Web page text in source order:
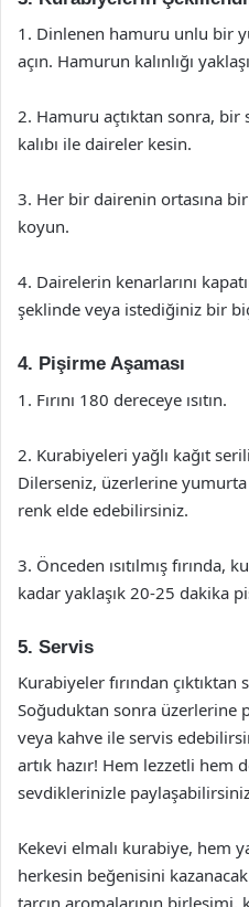
1. Dinlenen hamuru unlu bir
açın. Hamurun kalınlığı
2. Hamuru açtıktan sonra, bir
kalıbı ile daireler kesin.
3. Her bir dairenin ortasına bir
koyun.
4. Dairelerin kenarlarını
şeklinde veya istediğiniz bir
4. Pişirme Aşaması
1. Fırını 180 dereceye ısıtın.
2. Kurabiyeleri yağlı kağıt
Dilerseniz, üzerlerine yumurta
renk elde edebilirsiniz.
3. Önceden ısıtılmış fırında,
kadar yaklaşık 20-25 dakika
5. Servis
Kurabiyeler fırından
Soğuduktan sonra üzerlerine
veya kahve ile servis
artık hazır! Hem lezzetli hem
sevdiklerinizle
Kekevi elmalı kurabiye, hem
herkesin beğenisini
tarçın aromalarının birleşimi,